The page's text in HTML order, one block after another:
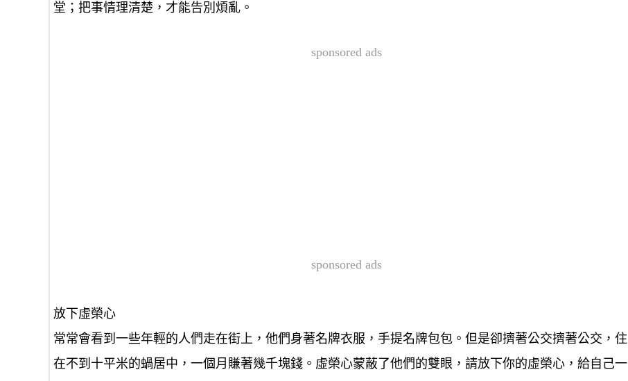
堂；把事情理清楚，才能告別煩亂。
sponsored ads
sponsored ads
放下虛榮心
常常會看到一些年輕的人們走在街上，他們身著名牌衣服，手提名牌包包。但是卻擠著公交擠著公交，住
在不到十平米的蝸居中，一個月賺著幾千塊錢。虛榮心蒙蔽了他們的雙眼，請放下你的虛榮心，給自己一